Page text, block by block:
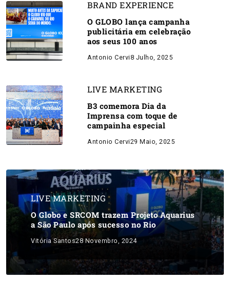
BRAND EXPERIENCE
O GLOBO lança campanha
publicitária em celebração
aos seus 100 anos
Antonio Cervi8 Julho, 2025
LIVE MARKETING
B3 comemora Dia da
Imprensa com toque de
campainha especial
Antonio Cervi29 Maio, 2025
LIVE MARKETING
O Globo e SRCOM trazem Projeto Aquarius
a São Paulo após sucesso no Rio
Vitória Santos28 Novembro, 2024